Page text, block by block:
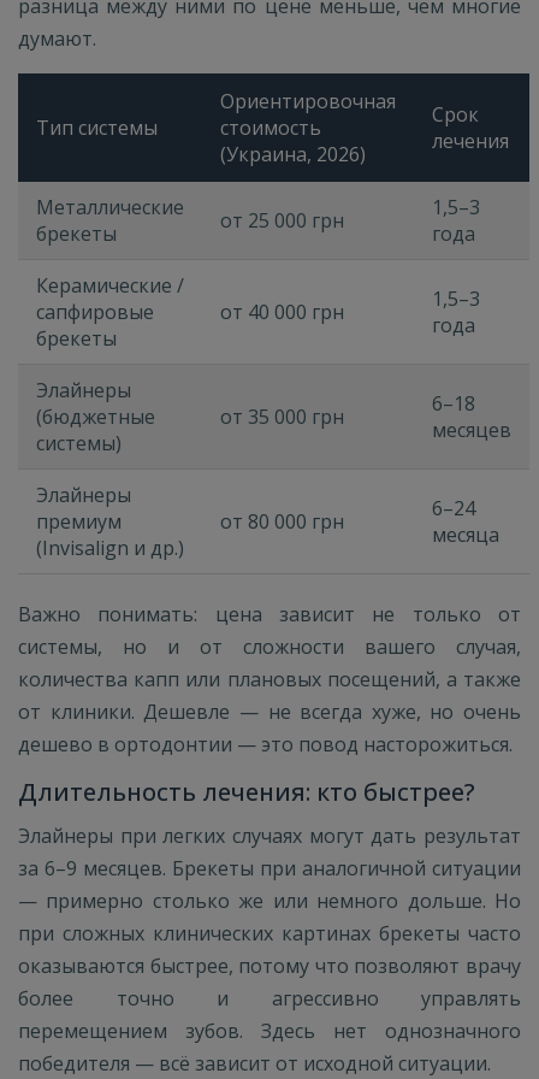
разница между ними по цене меньше, чем многие
думают.
Тип системы
Ориентировочная
стоимость
(Украина, 2026)
Срок
лечения
Металлические
брекеты
от 25 000 грн
1,5–3
года
Керамические /
сапфировые
брекеты
от 40 000 грн
1,5–3
года
Элайнеры
(бюджетные
системы)
от 35 000 грн
6–18
месяцев
Элайнеры
премиум
(Invisalign и др.)
от 80 000 грн
6–24
месяца
Важно понимать: цена зависит не только от
системы, но и от сложности вашего случая,
количества капп или плановых посещений, а также
от клиники. Дешевле — не всегда хуже, но очень
дешево в ортодонтии — это повод насторожиться.
Длительность лечения: кто быстрее?
Элайнеры при легких случаях могут дать результат
за 6–9 месяцев. Брекеты при аналогичной ситуации
— примерно столько же или немного дольше. Но
при сложных клинических картинах брекеты часто
оказываются быстрее, потому что позволяют врачу
более точно и агрессивно управлять
перемещением зубов. Здесь нет однозначного
победителя — всё зависит от исходной ситуации.